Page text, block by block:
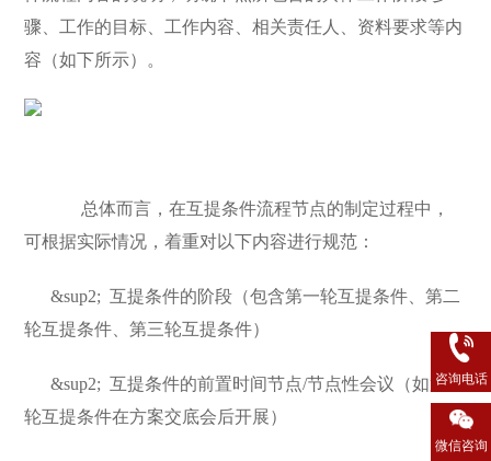
骤、工作的目标、工作内容、相关责任人、资料要求等内
容（如下所示）。
总体而言，在互提条件流程节点的制定过程中，
可根据实际情况，着重对以下内容进行规范：
&sup2;互提条件的阶段（包含第一轮互提条件、第二
轮互提条件、第三轮互提条件）
&sup2;互提条件的前置时间节点/节点性会议（如第一
轮互提条件在方案交底会后开展）
咨询电话
微信咨询